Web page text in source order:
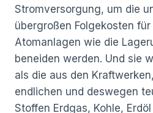
Stromversorgung, um die
übergroßen Folgekosten
Atomanlagen wie die
beneiden werden. Und sie
als die aus den
endlichen und deswegen
Stoffen Erdgas, Kohle,